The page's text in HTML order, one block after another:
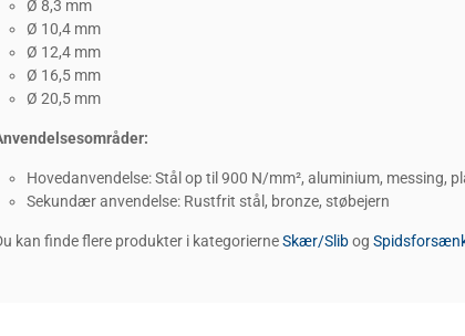
Ø 8,3 mm
Ø 10,4 mm
Ø 12,4 mm
Ø 16,5 mm
Ø 20,5 mm
Hovedanvendelse: Stål op til 900 N/mm², aluminium, messing,
Sekundær anvendelse: Rustfrit stål, bronze, støbejern
kan finde flere produkter i kategorierneSkær/Slibog